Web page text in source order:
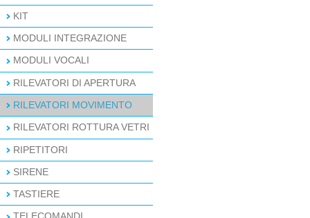
KIT
MODULI INTEGRAZIONE
MODULI VOCALI
RILEVATORI DI APERTURA
RILEVATORI MOVIMENTO
RILEVATORI ROTTURA VETRI
RIPETITORI
SIRENE
TASTIERE